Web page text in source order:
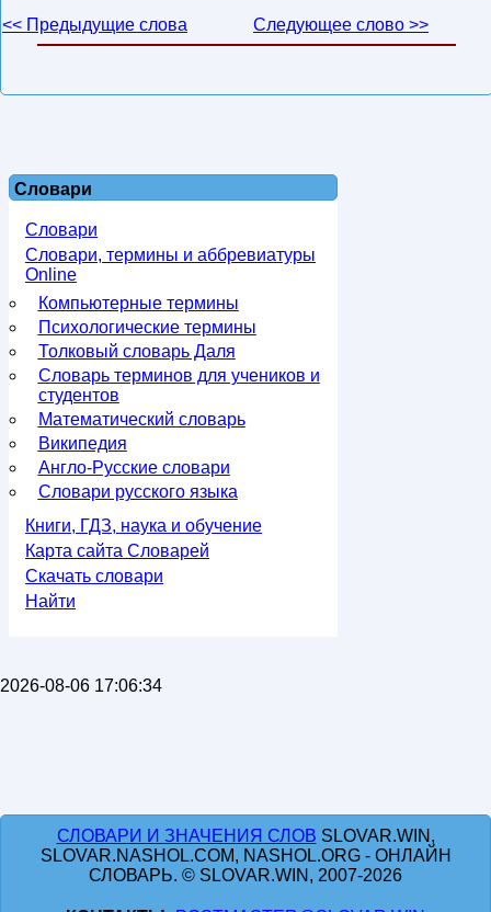
<< Предыдущие слова
Следующее слово >>
Словари
Словари
Словари, термины и аббревиатуры
Online
Компьютерные термины
Психологические термины
Толковый словарь Даля
Словарь терминов для учеников и
студентов
Математический словарь
Википедия
Англо-Русские словари
Словари русского языка
Книги, ГДЗ, наука и обучение
Карта сайта Словарей
Скачать словари
Найти
2026-08-06 17:06:34
СЛОВАРИ И ЗНАЧЕНИЯ СЛОВ SLOVAR.WIN,
SLOVAR.NASHOL.COM, NASHOL.ORG - ОНЛАЙН
СЛОВАРЬ. © SLOVAR.WIN, 2007-2026